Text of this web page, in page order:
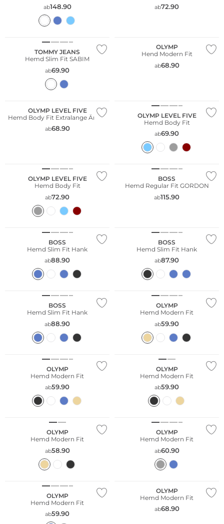
ab148.90 ab72.90
TOMMY JEANS
Hemd Slim Fit SABIM
ab69.90
OLYMP
Hend Modern Fit
ab68.90
OLYMP LEVEL FIVE
Hemd Body Fit Extralange Ärmel
ab68.90
OLYMP LEVEL FIVE
Hemd Body Fit
ab69.90
OLYMP LEVEL FIVE
Hemd Body Fit
ab72.90
BOSS
Hemd Regular Fit GORDON
ab115.90
BOSS
Hemd Slim Fit Hank
ab88.90
BOSS
Hemd Slim Fit Hank
ab87.90
BOSS
Hemd Slim Fit Hank
ab88.90
Große Größen
Nachhaltig
OLYMP
Hemd Modern Fit
ab59.90
Große Größen
Nachhaltig
OLYMP
Hemd Modern Fit
ab59.90
Große Größen
Nachhaltig
OLYMP
Hemd Modern Fit
ab59.90
Große Größen
Nachhaltig
OLYMP
Hemd Modern Fit
ab58.90
Große Größen
OLYMP
Hemd Modern Fit
ab60.90
Große Größen
OLYMP
Hemd Modern Fit
ab59.90
OLYMP
Hemd Modern Fit
ab68.90